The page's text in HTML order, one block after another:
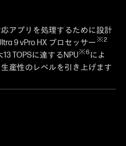
アプリを処理するために設計
9 vPro HX プロセッサー※2
TOPSに達するNPU※6によ
産性のレベルを引き上げます